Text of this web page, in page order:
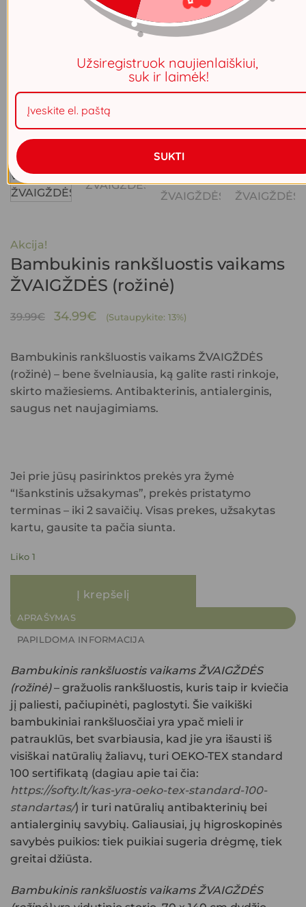
Akcija!
Bambukinis rankšluostis vaikams
ŽVAIGŽDĖS (rožinė)
39.99€
Original
was:
39.99€.
34.99€Current
is:
34.99€.
(Sutaupykite: 13%)
Bambukinis rankšluostis vaikams ŽVAIGŽDĖS
(rožinė) – bene švelniausia, ką galite rasti rinkoje,
skirto mažiesiems. Antibakterinis, antialerginis,
saugus net naujagimiams.
Jei prie jūsų pasirinktos prekės yra žymė
“Išankstinis užsakymas”, prekės pristatymo
terminas – iki 2 savaičių. Visas prekes, užsakytas
kartu, gausite ta pačia siunta.
Liko 1
Į krepšelį
APRAŠYMAS
PAPILDOMA INFORMACIJA
Bambukinis rankšluostis vaikams ŽVAIGŽDĖS
(rožinė) – gražuolis rankšluostis, kuris taip ir kviečia
jį paliesti, pačiupinėti, paglostyti. Šie vaikiški
bambukiniai rankšluosčiai yra ypač mieli ir
patrauklūs, bet svarbiausia, kad jie yra išausti iš
visiškai natūralių žaliavų, turi OEKO-TEX standard
100 sertifikatą (dagiau apie tai čia:
https://softy.lt/kas-yra-oeko-tex-standard-100-
standartas/) ir turi natūralių antibakterinių bei
antialerginių savybių. Galiausiai, jų higroskopinės
savybės puikios: tiek puikiai sugeria drėgmę, tiek
greitai džiūsta.
Bambukinis rankšluostis vaikams ŽVAIGŽDĖS
Užsiregistruok naujienlaiškiui,
suk ir laimėk!
SUKTI